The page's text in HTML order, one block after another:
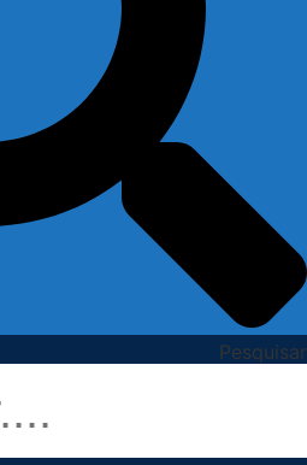
Pesquisar